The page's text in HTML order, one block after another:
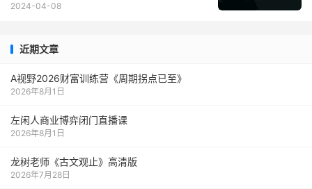
2024-04-08
近期文章
A视野2026财富训练营《周期拐点已至》
2026年8月1日
左闲人商业博弈闭门直播课
2026年8月1日
龙树老师《古文观止》高清版
2026年7月28日